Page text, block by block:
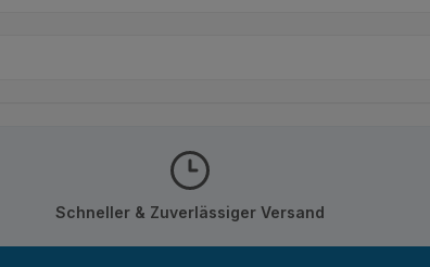
Schneller & Zuverlässiger Versand